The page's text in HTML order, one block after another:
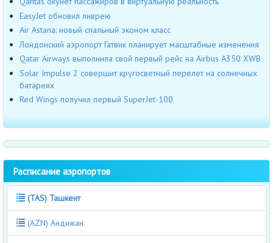
EasyJet обновил ливрею
Air Astana: новый спальный эконом класс
Лондонский аэропорт Гатвик планирует масштабные изменения
Qatar Airways выполнила свой первый рейс на Airbus A350 XWB
Solar Impulse 2 совершит кругосветный перелет на солнечных
батареях
Red Wings получил первый SuperJet-100
Расписание аэропортов
(TAS) Ташкент
(AZN) Андижан